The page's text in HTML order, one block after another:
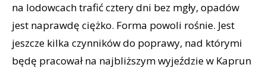
na lodowcach trafić cztery dni bez mgły, opadów
jest naprawdę ciężko. Forma powoli rośnie. Jest
jeszcze kilka czynników do poprawy, nad którymi
będę pracował na najbliższym wyjeździe w Kaprun